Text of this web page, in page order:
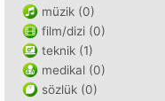
müzik (0)
film/dizi (0)
teknik (1)
medikal (0)
sözlük (0)